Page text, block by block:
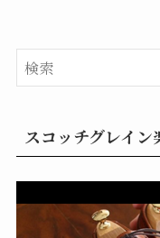
スコッチグレイン